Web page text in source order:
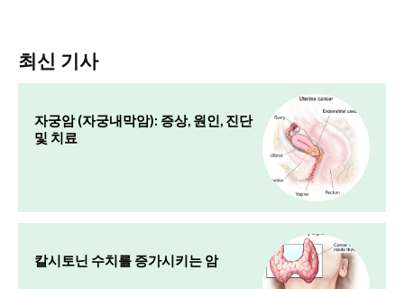
최신 기사
자궁암 (자궁내막암): 증상, 원인, 진단
및 치료
칼시토닌 수치를 증가시키는 암